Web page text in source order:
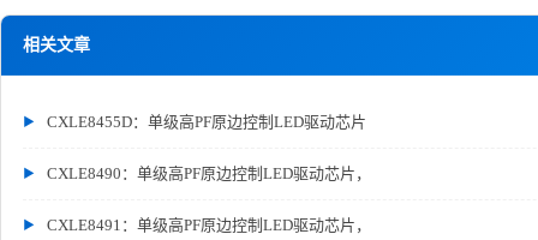
相关文章
CXLE8455D：单级高PF原边控制LED驱动芯片
CXLE8490：单级高PF原边控制LED驱动芯片，
CXLE8491：单级高PF原边控制LED驱动芯片，